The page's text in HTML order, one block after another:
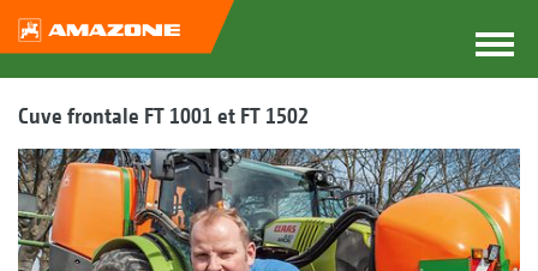
Cuve frontale FT 1001 et FT 1502